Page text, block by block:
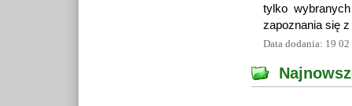
tylko
zapoznania się
Data dodania: 19